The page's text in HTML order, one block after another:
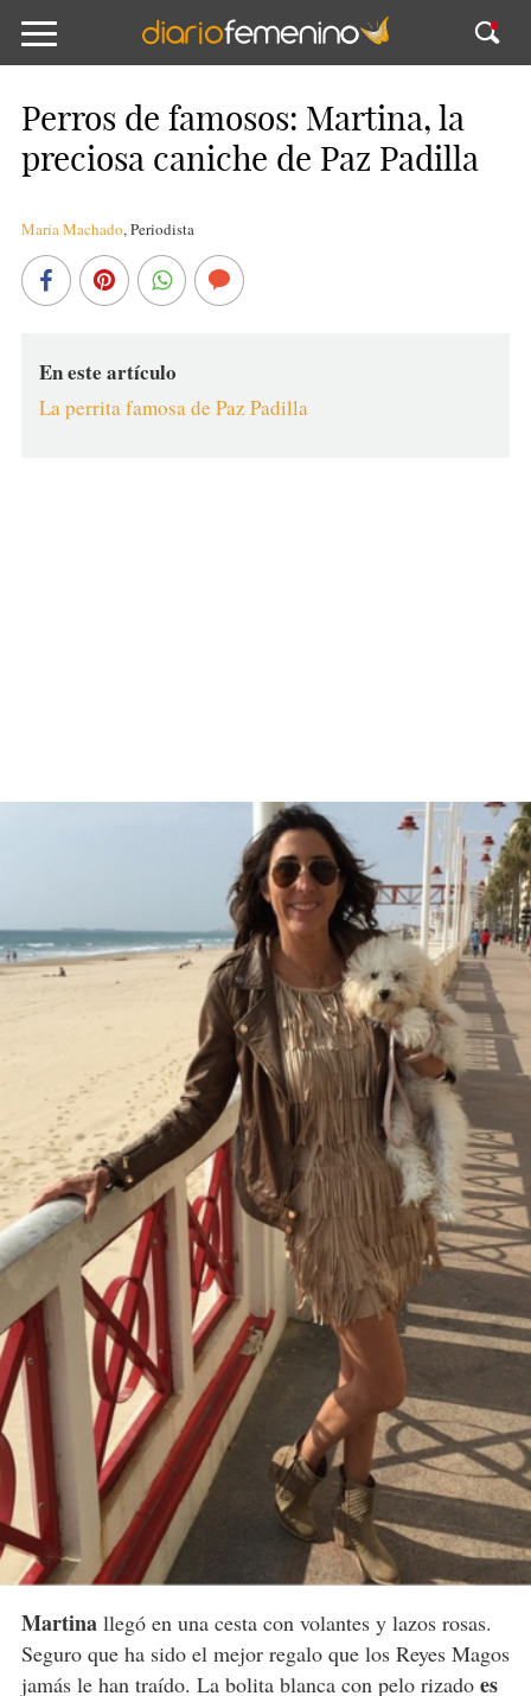
Perros de famosos: Martina, la
preciosa caniche de Paz Padilla
María Machado,Periodista
En este artículo
La perrita famosa de Paz Padilla
Martinallegó en una cesta con volantes y lazos rosas.
Seguro que ha sido el mejor regalo que los Reyes Magos
jamás le han traído. La bolita blanca con pelo rizado es